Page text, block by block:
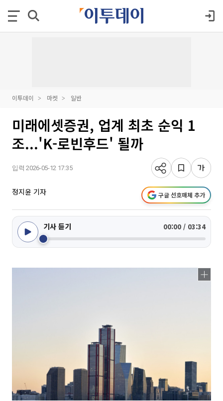
이투데이 마켓 일반
미래에셋증권, 업계 최초 순익 1
조...'K-로빈후드' 될까
입력 2026-05-12 17:35
정지윤 기자 구글 선호매체 추가
기사 듣기 00:00 / 03:34